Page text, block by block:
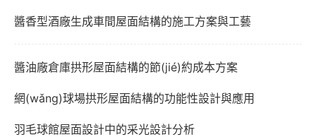
醬香型酒廠生成車間屋面結構的施工方案與工藝
醬油廠倉庫拱形屋面結構的節(jié)約成本方案
網(wǎng)球場拱形屋面結構的功能性設計與應用
羽毛球館屋面設計中的采光設計分析